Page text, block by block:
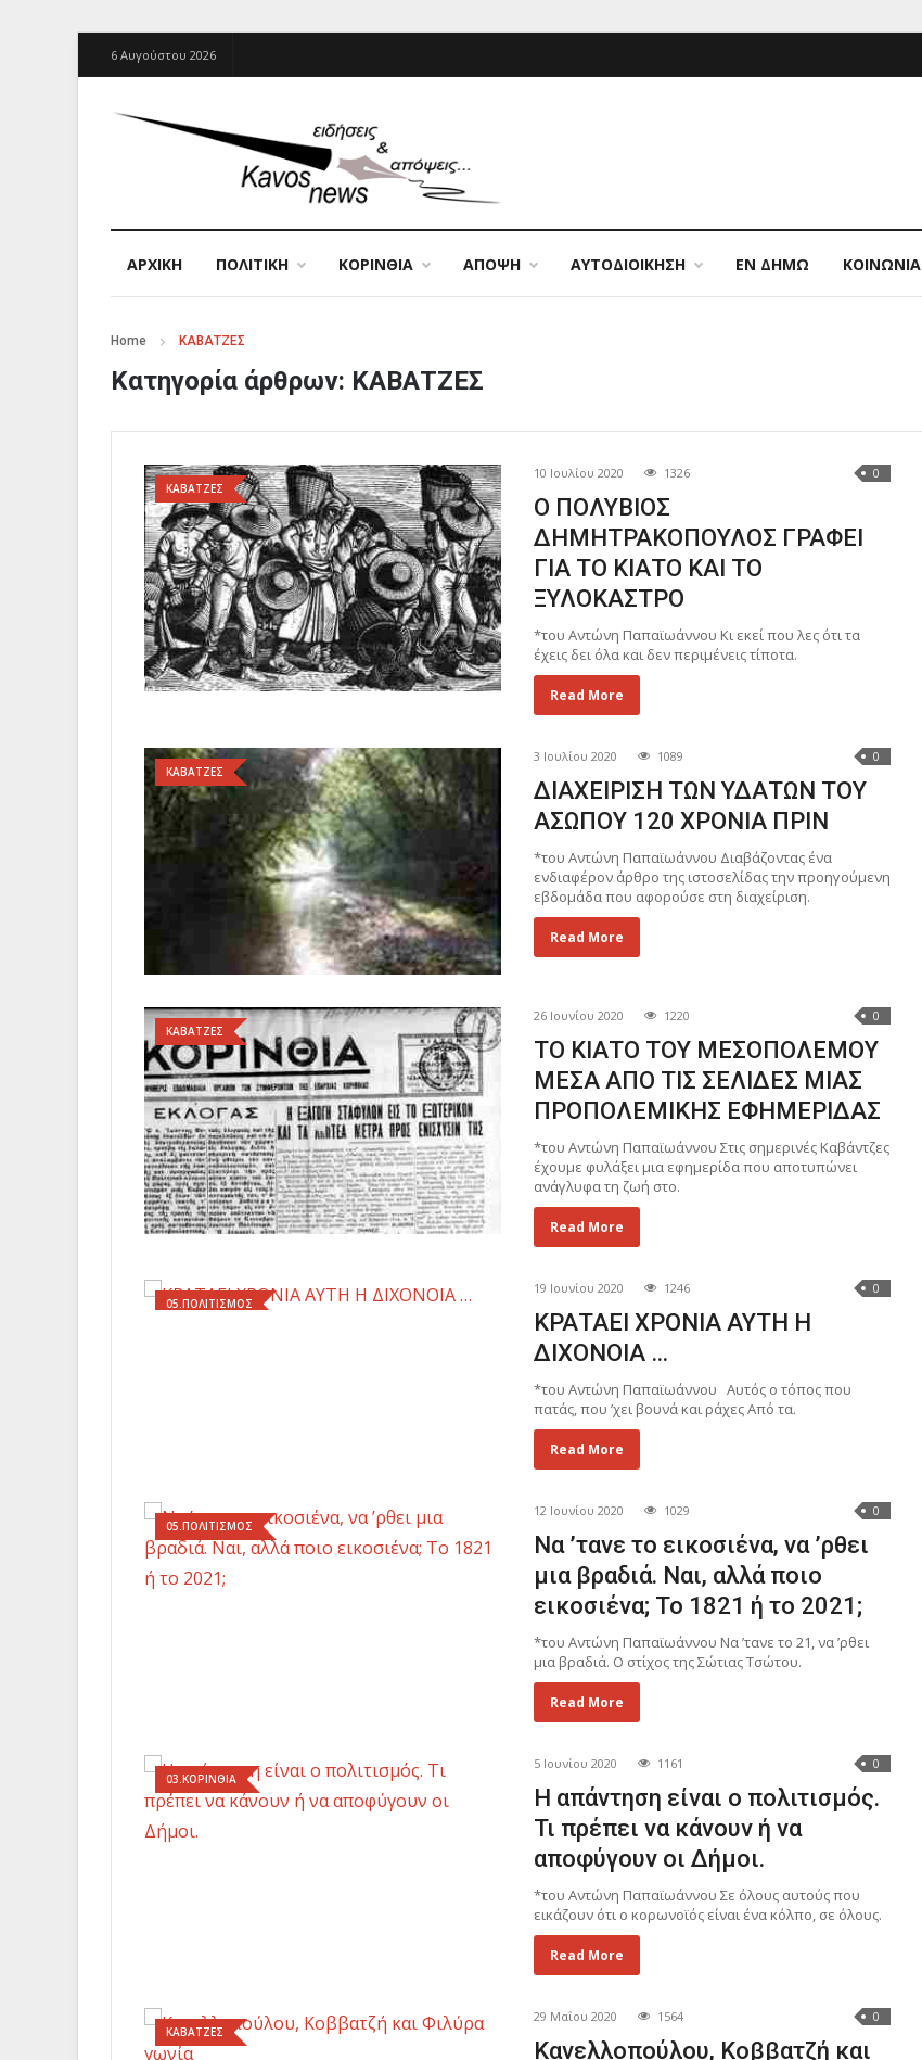
6 Αυγούστου 2026
ΑΡΧΙΚΉ ΠΟΛΙΤΙΚΗ ΚΟΡΙΝΘΙΑ ΑΠΟΨΗ ΑΥΤΟΔΙΟΙΚΗΣΗ ΕΝ ΔΗΜΩ ΚΟΙΝΩΝΙΑ
Home ΚΑΒΑΤΖΕΣ
Κατηγορία άρθρων: ΚΑΒΑΤΖΕΣ
ΚΑΒΑΤΖΕΣ
10 Ιουλίου 2020 1326 0
Ο ΠΟΛΥΒΙΟΣ
ΔΗΜΗΤΡΑΚΟΠΟΥΛΟΣ ΓΡΑΦΕΙ
ΓΙΑ ΤΟ ΚΙΑΤΟ ΚΑΙ ΤΟ
ΞΥΛΟΚΑΣΤΡΟ
*του Αντώνη Παπαϊωάννου Κι εκεί που λες ότι τα
έχεις δει όλα και δεν περιμένεις τίποτα.
Read More
ΚΑΒΑΤΖΕΣ
3 Ιουλίου 2020 1089 0
ΔΙΑΧΕΙΡΙΣΗ ΤΩΝ ΥΔΑΤΩΝ ΤΟΥ
ΑΣΩΠΟΥ 120 ΧΡΟΝΙΑ ΠΡΙΝ
*του Αντώνη Παπαϊωάννου Διαβάζοντας ένα
ενδιαφέρον άρθρο της ιστοσελίδας την προηγούμενη
εβδομάδα που αφορούσε στη διαχείριση.
Read More
ΚΑΒΑΤΖΕΣ
26 Ιουνίου 2020 1220 0
ΤΟ ΚΙΑΤΟ ΤΟΥ ΜΕΣΟΠΟΛΕΜΟΥ
ΜΕΣΑ ΑΠΟ ΤΙΣ ΣΕΛΙΔΕΣ ΜΙΑΣ
ΠΡΟΠΟΛΕΜΙΚΗΣ ΕΦΗΜΕΡΙΔΑΣ
*του Αντώνη Παπαϊωάννου Στις σημερινές Καβάντζες
έχουμε φυλάξει μια εφημερίδα που αποτυπώνει
ανάγλυφα τη ζωή στο.
Read More
05.ΠΟΛΙΤΙΣΜΟΣ
19 Ιουνίου 2020 1246 0
ΚΡΑΤΑΕΙ ΧΡΟΝΙΑ ΑΥΤΗ Η
ΔΙΧΟΝΟΙΑ …
*του Αντώνη Παπαϊωάννου Αυτός ο τόπος που
πατάς, που ’χει βουνά και ράχες Από τα.
Read More
05.ΠΟΛΙΤΙΣΜΟΣ
12 Ιουνίου 2020 1029 0
Να ’τανε το εικοσιένα, να ’ρθει
μια βραδιά. Ναι, αλλά ποιο
εικοσιένα; Το 1821 ή το 2021;
*του Αντώνη Παπαϊωάννου Να ’τανε το 21, να ’ρθει
μια βραδιά. Ο στίχος της Σώτιας Τσώτου.
Read More
03.ΚΟΡΙΝΘΙΑ
5 Ιουνίου 2020 1161 0
Η απάντηση είναι ο πολιτισμός.
Τι πρέπει να κάνουν ή να
αποφύγουν οι Δήμοι.
*του Αντώνη Παπαϊωάννου Σε όλους αυτούς που
εικάζουν ότι ο κορωνοϊός είναι ένα κόλπο, σε όλους.
Read More
ΚΑΒΑΤΖΕΣ
29 Μαΐου 2020 1564 0
Κανελλοπούλου, Κοββατζή και